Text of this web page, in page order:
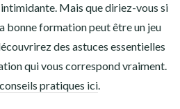
Mais que diriez-vous si
bonne formation peut être un jeu
des astuces essentielles
qui vous correspond vraiment.
pratiques ici.